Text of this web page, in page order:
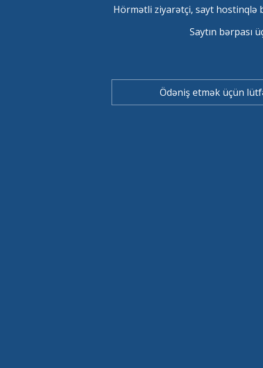
Hörmətli ziyarətçi, sayt hostinqlə
Saytın bərpası
Ödəniş etmək üçün